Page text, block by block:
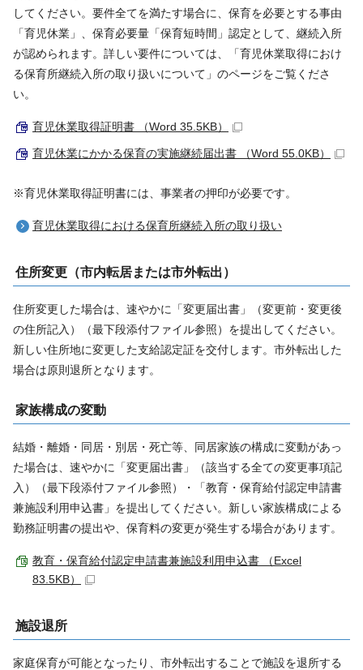
してください。要件全てを満たす場合に、保育を必要とする事由
「育児休業」、保育必要量「保育短時間」認定として、継続入所
が認められます。詳しい要件については、「育児休業取得におけ
る保育所継続入所の取り扱いについて」のページをご覧くださ
い。
育児休業取得証明書 （Word 35.5KB）
育児休業にかかる保育の実施継続届出書 （Word 55.0KB）
※育児休業取得証明書には、事業者の押印が必要です。
育児休業取得における保育所継続入所の取り扱い
住所変更（市内転居または市外転出）
住所変更した場合は、速やかに「変更届出書」（変更前・変更後
の住所記入）（最下段添付ファイル参照）を提出してください。
新しい住所地に変更した支給認定証を交付します。市外転出した
場合は原則退所となります。
家族構成の変動
結婚・離婚・同居・別居・死亡等、同居家族の構成に変動があっ
た場合は、速やかに「変更届出書」（該当する全ての変更事項記
入）（最下段添付ファイル参照）・「教育・保育給付認定申請書
兼施設利用申込書」を提出してください。新しい家族構成による
勤務証明書の提出や、保育料の変更が発生する場合があります。
教育・保育給付認定申請書兼施設利用申込書 （Excel
83.5KB）
施設退所
家庭保育が可能となったり、市外転出することで施設を退所する